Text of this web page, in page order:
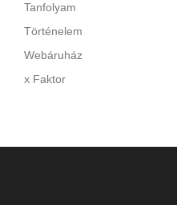
Tanfolyam
Történelem
Webáruház
x Faktor